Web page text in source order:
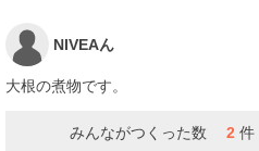
NIVEAん
大根の煮物です。
みんながつくった数 2 件